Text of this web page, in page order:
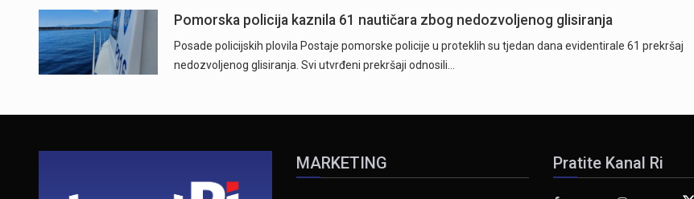
Pomorska policija kaznila 61 nautičara zbog nedozvoljenog glisiranja
Posade policijskih plovila Postaje pomorske policije u proteklih su tjedan dana evidentirale 61 prekršaj
nedozvoljenog glisiranja. Svi utvrđeni prekršaji odnosili…
MARKETING Pratite Kanal Ri